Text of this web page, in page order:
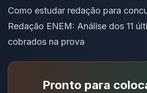
Como estudar redação para
Redação ENEM: Análise dos 11
cobrados na prova
Pronto para